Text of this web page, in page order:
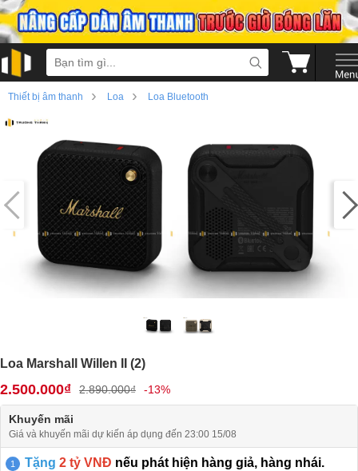
Thiết bị âm thanh › Loa › Loa Bluetooth
Loa Marshall Willen II (2)
2.500.000₫ 2.890.000₫ -13%
Khuyến mãi
Giá và khuyến mãi dự kiến áp dụng đến 23:00 15/08
Tặng 2 tỷ VNĐ nếu phát hiện hàng giả, hàng nhái.